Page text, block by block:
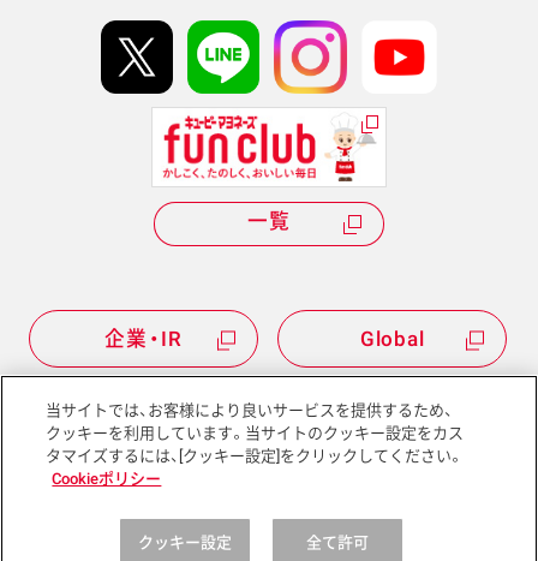
企業・IR Global
Hi! kewpieについて
Qummyについて
一覧
サイトマップ サイトポリシー
当サイトでは、お客様により良いサービスを提供するため、
クッキーを利用しています。当サイトのクッキー設定をカス
タマイズするには、[クッキー設定]をクリックしてください。
Cookieポリシー
クッキー設定 全て許可